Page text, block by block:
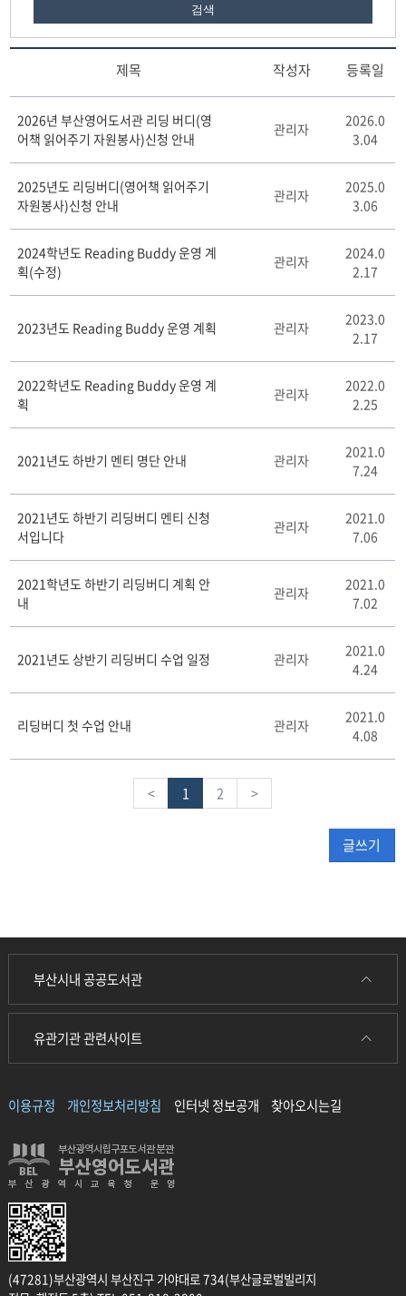
검색
d
u
d
d
게
리
스
트
이
제목 작성자 등록일
2026년 부산영어도서관 리딩 버디(영
어책 읽어주기 자원봉사)신청 안내
관리자
2026.0
3.04
2025년도 리딩버디(영어책 읽어주기
자원봉사)신청 안내
관리자
2025.0
3.06
2024학년도 Reading Buddy 운영 계
획(수정)
관리자
2024.0
2.17
2023년도 Reading Buddy 운영 계획 관리자
2023.0
2.17
2022학년도 Reading Buddy 운영 계
획
관리자
2022.0
2.25
2021년도 하반기 멘티 명단 안내 관리자
2021.0
7.24
2021년도 하반기 리딩버디 멘티 신청
서입니다
관리자
2021.0
7.06
2021학년도 하반기 리딩버디 계획 안
내
관리자
2021.0
7.02
2021년도 상반기 리딩버디 수업 일정 관리자
2021.0
4.24
리딩버디 첫 수업 안내 관리자
2021.0
4.08
< 1 2 >
글쓰기
부산시내 공공도서관
유관기관 관련사이트
이용규정 개인정보처리방침 인터넷 정보공개 찾아오시는길
(47281)부산광역시 부산진구 가야대로 734(부산글로벌빌리지